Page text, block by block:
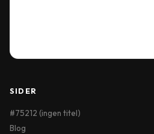
SIDER
#75212 (ingen titel)
Blog